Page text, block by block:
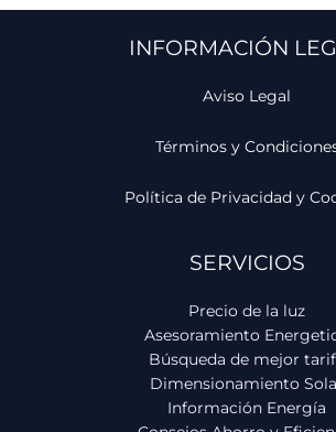
INFORMACIÓN
Aviso Legal
Términos y
Política de Privacidad y
SERVICIOS
Precio de la luz
Asesoramiento
Búsqueda de mejor
Dimensionamiento
Información Energía